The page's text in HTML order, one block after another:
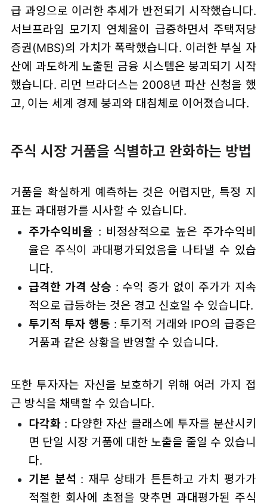
급 과잉으로 이러한 추세가 반전되기 시작했습니다.
서브프라임 모기지 연체율이 급증하면서 주택저당
증권(MBS)의 가치가 폭락했습니다. 이러한 부실 자
산에 과도하게 노출된 금융 시스템은 붕괴되기 시작
했습니다. 리먼 브라더스는 2008년 파산 신청을 했
고, 이는 세계 경제 붕괴와 대침체로 이어졌습니다.
주식 시장 거품을 식별하고 완화하는 방법
거품을 확실하게 예측하는 것은 어렵지만, 특정 지
표는 과대평가를 시사할 수 있습니다.
주가수익비율 : 비정상적으로 높은 주가수익비
율은 주식이 과대평가되었음을 나타낼 수 있습
니다.
급격한 가격 상승 : 수익 증가 없이 주가가 지속
적으로 급등하는 것은 경고 신호일 수 있습니다.
투기적 투자 행동 : 투기적 거래와 IPO의 급증은
거품과 같은 상황을 반영할 수 있습니다.
또한 투자자는 자신을 보호하기 위해 여러 가지 접
근 방식을 채택할 수 있습니다.
다각화: 다양한 자산 클래스에 투자를 분산시키
면 단일 시장 거품에 대한 노출을 줄일 수 있습니
다.
기본 분석 : 재무 상태가 튼튼하고 가치 평가가
적절한 회사에 초점을 맞추면 과대평가된 주식